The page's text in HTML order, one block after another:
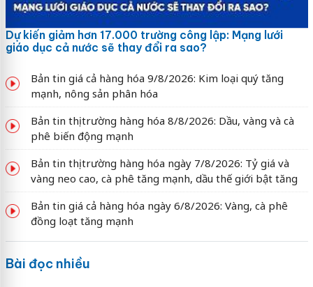
Dự kiến giảm hơn 17.000 trường công lập: Mạng lưới
giáo dục cả nước sẽ thay đổi ra sao?
Bản tin giá cả hàng hóa 9/8/2026: Kim loại quý tăng
mạnh, nông sản phân hóa
Bản tin thị trường hàng hóa 8/8/2026: Dầu, vàng và cà
phê biến động mạnh
Bản tin thị trường hàng hóa ngày 7/8/2026: Tỷ giá và
vàng neo cao, cà phê tăng mạnh, dầu thế giới bật tăng
Bản tin giá cả hàng hóa ngày 6/8/2026: Vàng, cà phê
đồng loạt tăng mạnh
Bài đọc nhiều